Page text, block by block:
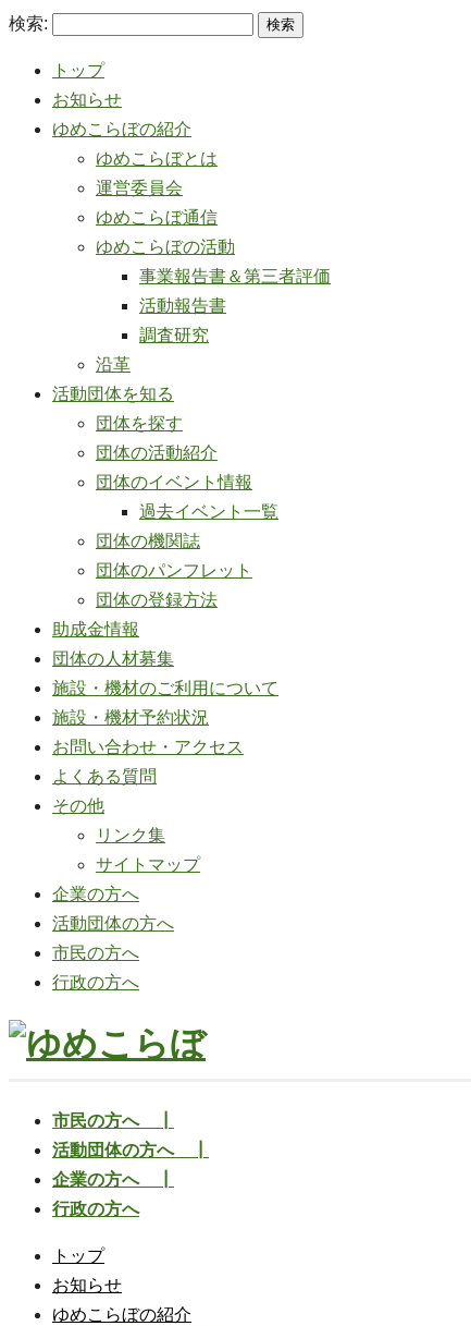
検索:
トップ
お知らせ
ゆめこらぼの紹介
ゆめこらぼとは
運営委員会
ゆめこらぼ通信
ゆめこらぼの活動
事業報告書＆第三者評価
活動報告書
調査研究
沿革
活動団体を知る
団体を探す
団体の活動紹介
団体のイベント情報
過去イベント一覧
団体の機関誌
団体のパンフレット
団体の登録方法
助成金情報
団体の人材募集
施設・機材のご利用について
施設・機材予約状況
お問い合わせ・アクセス
よくある質問
その他
リンク集
サイトマップ
企業の方へ
活動団体の方へ
市民の方へ
行政の方へ
市民の方へ ┃
活動団体の方へ ┃
企業の方へ ┃
行政の方へ
トップ
お知らせ
ゆめこらぼの紹介